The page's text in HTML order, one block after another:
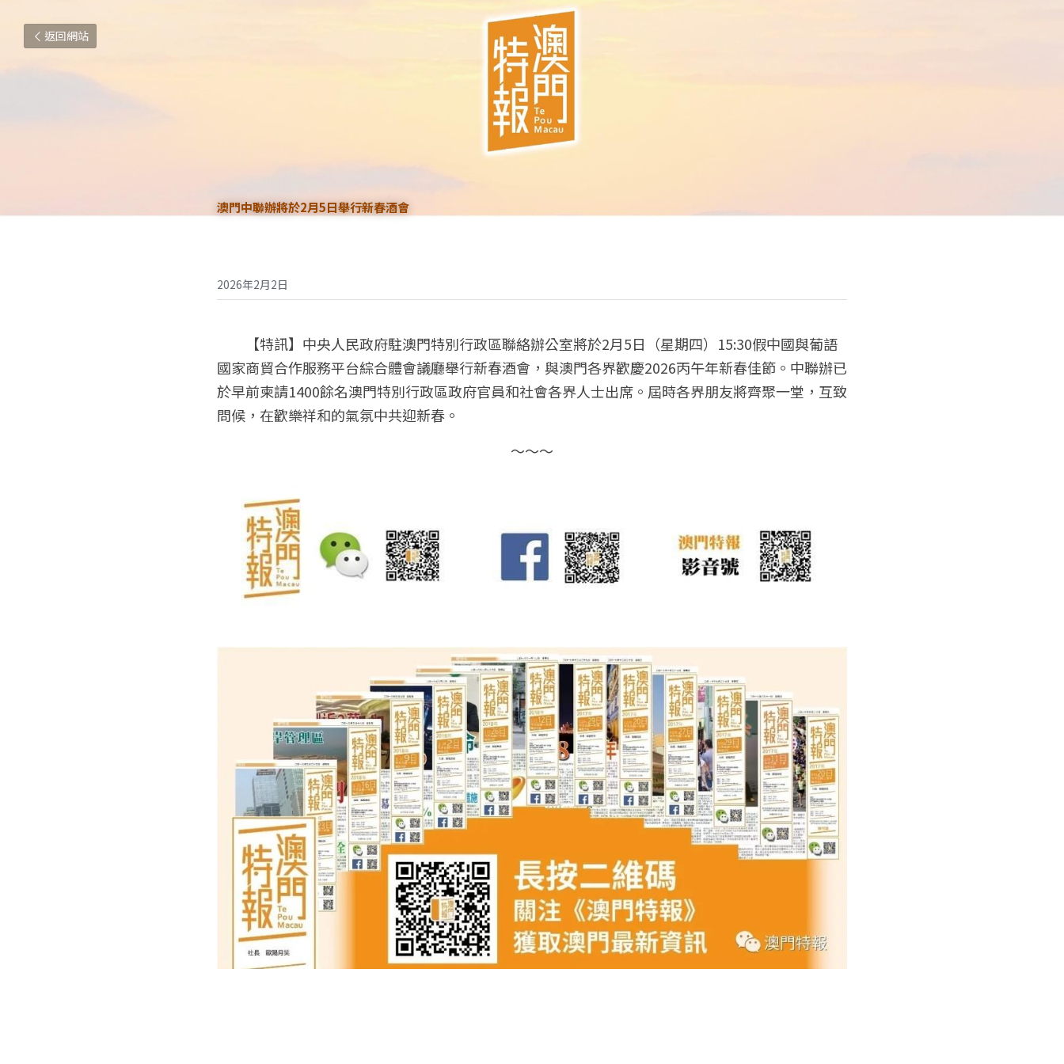
返回網站
澳門中聯辦將於2月5日舉行新春酒會
2026年2月2日
【特訊】中央人民政府駐澳門特別行政區聯絡辦公室將於2月5日（星期四）15:30假中國與葡語
國家商貿合作服務平台綜合體會議廳舉行新春酒會，與澳門各界歡慶2026丙午年新春佳節。中聯辦已
於早前柬請1400餘名澳門特別行政區政府官員和社會各界人士出席。屆時各界朋友將齊聚一堂，互致
問候，在歡樂祥和的氣氛中共迎新春。
～～～